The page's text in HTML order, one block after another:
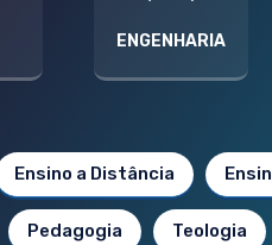
ENGENHARIA
Ensino a Distância
Pedagogia Teologia